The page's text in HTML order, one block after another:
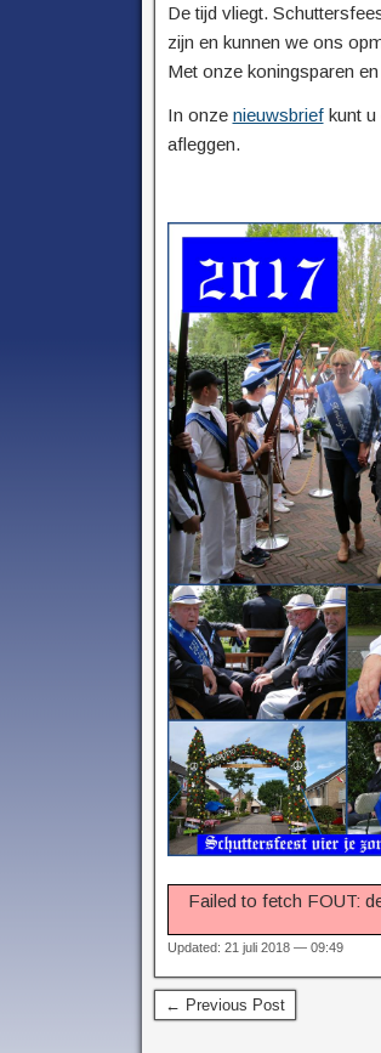
De tijd vliegt.
zijn en kunnen we ons
Met onze koningsparen
In onze nieuwsbriefkunt u
afleggen.
Failed to fetch FOUT:
Updated: 21 juli 2018 — 09:49
← Previous Post